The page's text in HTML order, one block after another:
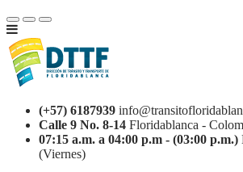
(+57) 6187939
Calle 9 No. 8-14 Floridablanca -
07:15 a.m. a 04:00 p.m - (03:00 p.m.)
(Viernes)